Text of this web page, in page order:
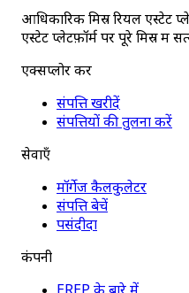
आधिकारिक मिस्र रियल एस्टेट
एस्टेट प्लेटफ़ॉर्म पर पूरे मिस्र में
एक्सप्लोर करें
संपत्ति खरीदें
संपत्तियों की तुलना करें
सेवाएँ
मॉर्गेज कैलकुलेटर
संपत्ति बेचें
पसंदीदा
कंपनी